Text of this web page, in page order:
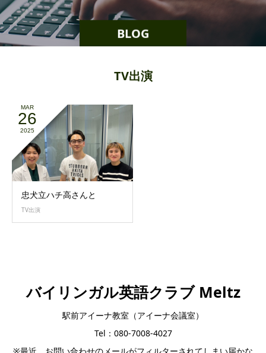
BLOG
TV出演
MAR
26
2025
忠犬立ハチ高さんと
TV出演
バイリンガル英語クラブ Meltz
駅前アイーナ教室（アイーナ会議室）
Tel：080-7008-4027